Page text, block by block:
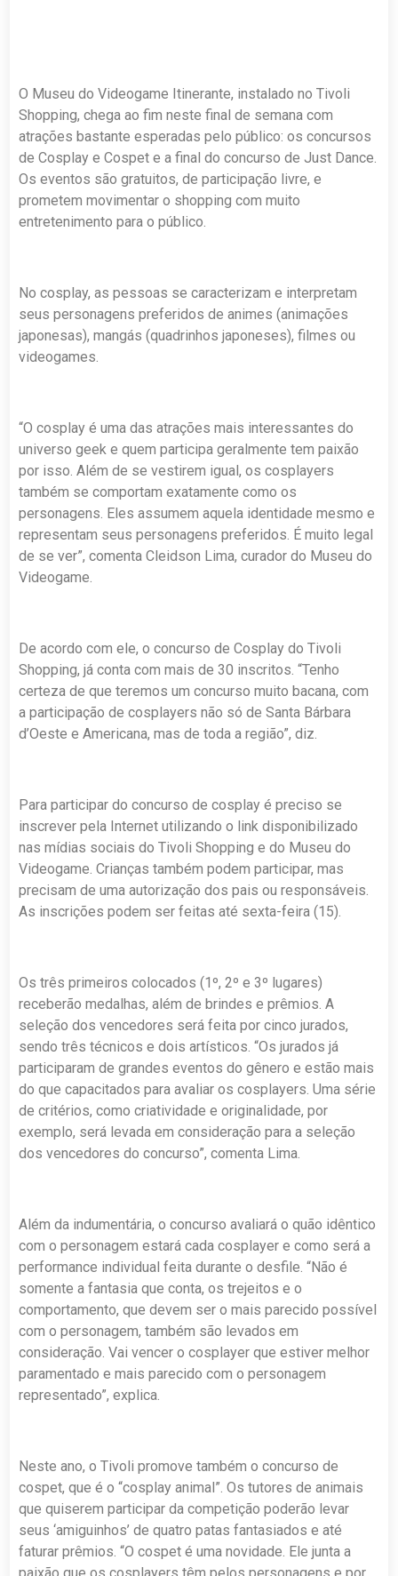
O Museu do Videogame Itinerante, instalado no Tivoli
Shopping, chega ao fim neste final de semana com
atrações bastante esperadas pelo público: os concursos
de Cosplay e Cospet e a final do concurso de Just Dance.
Os eventos são gratuitos, de participação livre, e
prometem movimentar o shopping com muito
entretenimento para o público.
No cosplay, as pessoas se caracterizam e interpretam
seus personagens preferidos de animes (animações
japonesas), mangás (quadrinhos japoneses), filmes ou
videogames.
“O cosplay é uma das atrações mais interessantes do
universo geek e quem participa geralmente tem paixão
por isso. Além de se vestirem igual, os cosplayers
também se comportam exatamente como os
personagens. Eles assumem aquela identidade mesmo e
representam seus personagens preferidos. É muito legal
de se ver”, comenta Cleidson Lima, curador do Museu do
Videogame.
De acordo com ele, o concurso de Cosplay do Tivoli
Shopping, já conta com mais de 30 inscritos. “Tenho
certeza de que teremos um concurso muito bacana, com
a participação de cosplayers não só de Santa Bárbara
d’Oeste e Americana, mas de toda a região”, diz.
Para participar do concurso de cosplay é preciso se
inscrever pela Internet utilizando o link disponibilizado
nas mídias sociais do Tivoli Shopping e do Museu do
Videogame. Crianças também podem participar, mas
precisam de uma autorização dos pais ou responsáveis.
As inscrições podem ser feitas até sexta-feira (15).
Os três primeiros colocados (1º, 2º e 3º lugares)
receberão medalhas, além de brindes e prêmios. A
seleção dos vencedores será feita por cinco jurados,
sendo três técnicos e dois artísticos. “Os jurados já
participaram de grandes eventos do gênero e estão mais
do que capacitados para avaliar os cosplayers. Uma série
de critérios, como criatividade e originalidade, por
exemplo, será levada em consideração para a seleção
dos vencedores do concurso”, comenta Lima.
Além da indumentária, o concurso avaliará o quão idêntico
com o personagem estará cada cosplayer e como será a
performance individual feita durante o desfile. “Não é
somente a fantasia que conta, os trejeitos e o
comportamento, que devem ser o mais parecido possível
com o personagem, também são levados em
consideração. Vai vencer o cosplayer que estiver melhor
paramentado e mais parecido com o personagem
representado”, explica.
Neste ano, o Tivoli promove também o concurso de
cospet, que é o “cosplay animal”. Os tutores de animais
que quiserem participar da competição poderão levar
seus ‘amiguinhos’ de quatro patas fantasiados e até
faturar prêmios. “O cospet é uma novidade. Ele junta a